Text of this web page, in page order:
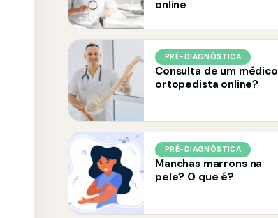
online
PRÉ-DIAGNÓSTICA
Consulta de um médico
ortopedista online?
PRÉ-DIAGNÓSTICA
Manchas marrons na
pele? O que é?